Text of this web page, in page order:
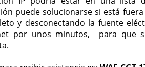
puede solucionarse si está
y desconectando la fuente
por unos minutos, para que